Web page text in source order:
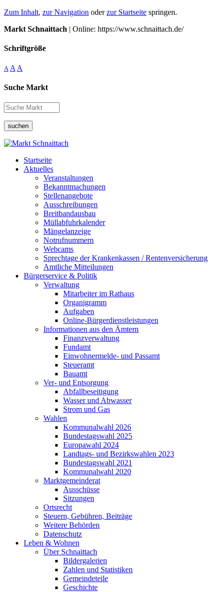
Zum Inhalt, zur Navigation oderzur Startseite springen.
Markt Schnaittach | Online: https://www.schnaittach.de/
Schriftgröße
A A A
Suche Markt
suchen
Startseite
Aktuelles
Veranstaltungen
Bekanntmachungen
Stellenangebote
Ausschreibungen
Breitbandausbau
Müllabfuhrkalender
Mängelanzeige
Notrufnummern
Webcams
Sprechtage der Krankenkassen / Rentenversicherung
Amtliche Mitteilungen
Bürgerservice & Politik
Verwaltung
Mitarbeiter im Rathaus
Organigramm
Aufgaben
Online-Bürgerdienstleistungen
Informationen aus den Ämtern
Finanzverwaltung
Fundamt
Einwohnermelde- und Passamt
Steueramt
Bauamt
Ver- und Entsorgung
Abfallbeseitigung
Wasser und Abwasser
Strom und Gas
Wahlen
Kommunalwahl 2026
Bundestagswahl 2025
Europawahl 2024
Landtags- und Bezirkswahlen 2023
Bundestagswahl 2021
Kommunalwahl 2020
Marktgemeinderat
Ausschüsse
Sitzungen
Ortsrecht
Steuern, Gebühren, Beiträge
Weitere Behörden
Datenschutz
Leben & Wohnen
Über Schnaittach
Bildergalerien
Zahlen und Statistiken
Gemeindeteile
Geschichte